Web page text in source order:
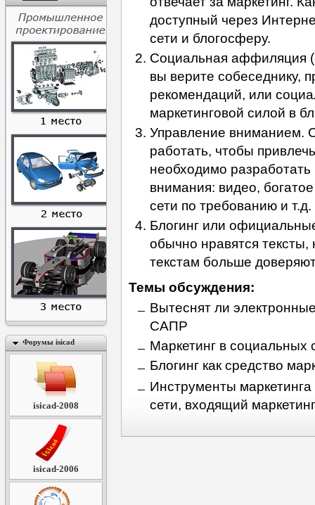
Форумы isicad
isicad-2008
isicad-2006
доступный через
сети и блогосферу.
Социальная аффиляция
вы верите собеседнику,
рекомендаций, или
маркетинговой силой в
Управление вниманием.
работать, чтобы
необходимо
внимания: видео,
сети по требованию и т.д.
Блогинг или
обычно нравятся
текстам больше
Темы обсуждения:
Вытеснят ли
САПР
Маркетинг в социальных
Блогинг как средство
Инструменты
сети, входящий маркетинг